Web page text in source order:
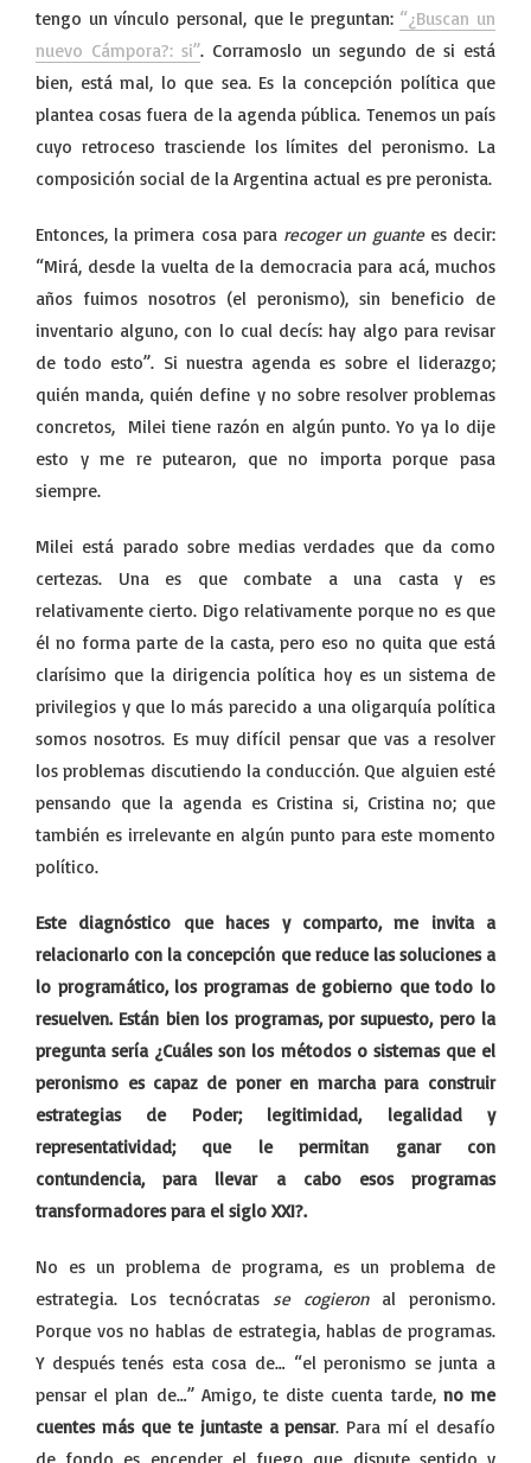
tengo un vínculo personal, que le preguntan: “¿Buscan un
nuevo Cámpora?: si”. Corramoslo un segundo de si está
bien, está mal, lo que sea. Es la concepción política que
plantea cosas fuera de la agenda pública. Tenemos un país
cuyo retroceso trasciende los límites del peronismo. La
composición social de la Argentina actual es pre peronista.
Entonces, la primera cosa para recoger un guantees decir:
“Mirá, desde la vuelta de la democracia para acá, muchos
años fuimos nosotros (el peronismo), sin beneficio de
inventario alguno, con lo cual decís: hay algo para revisar
de todo esto”. Si nuestra agenda es sobre el liderazgo;
quién manda, quién define y no sobre resolver problemas
concretos, Milei tiene razón en algún punto. Yo ya lo dije
esto y me re putearon, que no importa porque pasa
siempre.
Milei está parado sobre medias verdades que da como
certezas. Una es que combate a una casta y es
relativamente cierto. Digo relativamente porque no es que
él no forma parte de la casta, pero eso no quita que está
clarísimo que la dirigencia política hoy es un sistema de
privilegios y que lo más parecido a una oligarquía política
somos nosotros. Es muy difícil pensar que vas a resolver
los problemas discutiendo la conducción. Que alguien esté
pensando que la agenda es Cristina si, Cristina no; que
también es irrelevante en algún punto para este momento
político.
Este diagnóstico que haces y comparto, me invita a
relacionarlo con la concepción que reduce las soluciones a
lo programático, los programas de gobierno que todo lo
resuelven. Están bien los programas, por supuesto, pero la
pregunta sería ¿Cuáles son los métodos o sistemas que el
peronismo es capaz de poner en marcha para construir
estrategias de Poder; legitimidad, legalidad y
representatividad; que le permitan ganar con
contundencia, para llevar a cabo esos programas
transformadores para el siglo XXI?.
No es un problema de programa, es un problema de
estrategia. Los tecnócratas se cogieronal peronismo.
Porque vos no hablas de estrategia, hablas de programas.
Y después tenés esta cosa de… “el peronismo se junta a
pensar el plan de…” Amigo, te diste cuenta tarde, no me
cuentes más que te juntaste a pensar. Para mí el desafío